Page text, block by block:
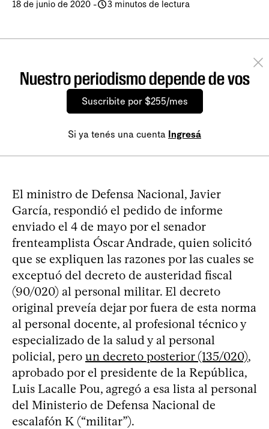
18 de junio de 2020 - 3 minutos de lectura
Nuestro periodismo depende de vos
Suscribite por $255/mes
Si ya tenés una cuenta Ingresá
El ministro de Defensa Nacional, Javier
García, respondió el pedido de informe
enviado el 4 de mayo por el senador
frenteamplista Óscar Andrade, quien solicitó
que se expliquen las razones por las cuales se
exceptuó del decreto de austeridad fiscal
(90/020) al personal militar. El decreto
original preveía dejar por fuera de esta norma
al personal docente, al profesional técnico y
especializado de la salud y al personal
policial, pero un decreto posterior (135/020),
aprobado por el presidente de la República,
Luis Lacalle Pou, agregó a esa lista al personal
del Ministerio de Defensa Nacional de
escalafón K (“militar”).